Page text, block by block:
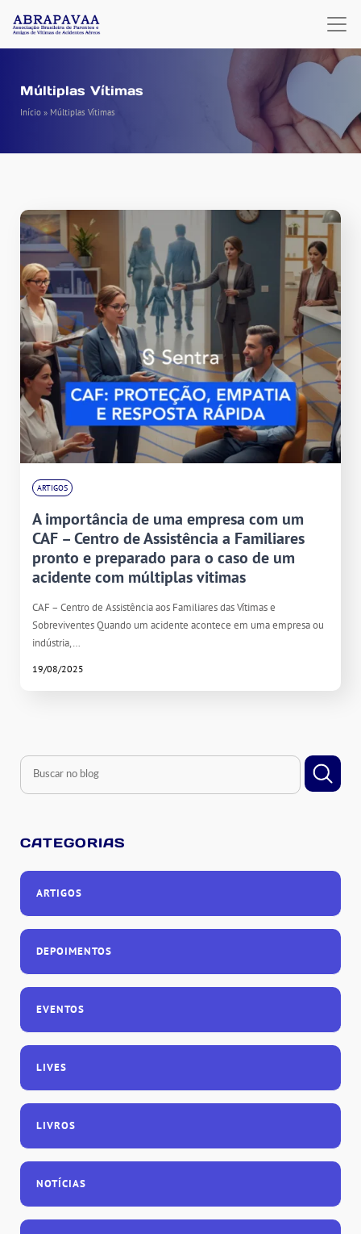
Múltiplas Vítimas
Início » Múltiplas Vítimas
ARTIGOS
A importância de uma empresa com um
CAF – Centro de Assistência a Familiares
pronto e preparado para o caso de um
acidente com múltiplas vitimas
CAF – Centro de Assistência aos Familiares das Vítimas e
Sobreviventes Quando um acidente acontece em uma empresa ou
indústria,…
19/08/2025
CATEGORIAS
ARTIGOS
DEPOIMENTOS
EVENTOS
LIVES
LIVROS
NOTÍCIAS